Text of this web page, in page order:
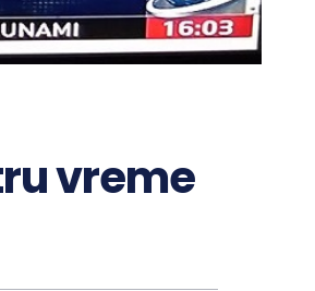
vreme